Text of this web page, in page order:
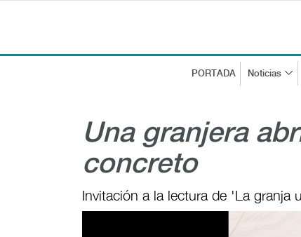
PORTADA Noticias
Una granjera
concreto
Invitación a la lectura de 'La granja